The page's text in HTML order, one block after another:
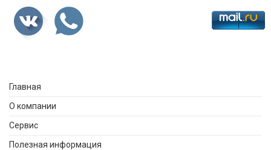
Главная
О компании
Сервис
Полезная информация